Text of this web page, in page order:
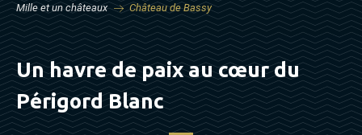
Mille et un châteaux
Château de Bassy
Un havre de paix au cœur du
Périgord Blanc